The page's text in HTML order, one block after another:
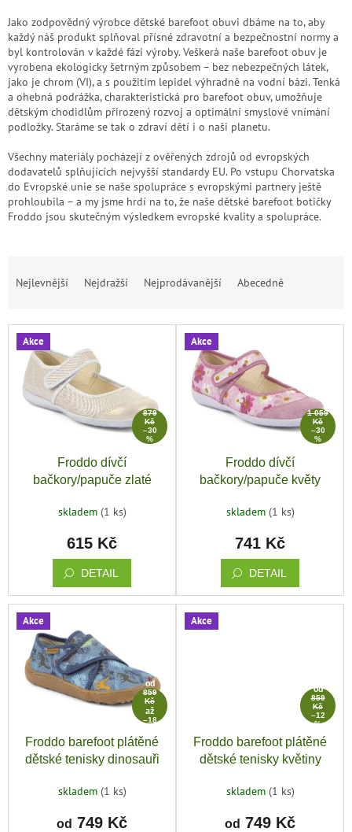
Přihlášení
Jako zodpovědný výrobce dětské barefoot obuvi dbáme na to, aby
každý náš produkt splňoval přísné zdravotní a bezpečnostní normy a
byl kontrolován v každé fázi výroby. Veškerá naše barefoot obuv je
vyrobena ekologicky šetrným způsobem – bez nebezpečných látek,
jako je chrom (VI), a s použitím lepidel výhradně na vodní bázi. Tenká
a ohebná podrážka, charakteristická pro barefoot obuv, umožňuje
dětským chodidlům přirozený rozvoj a optimální smyslové vnímání
podložky. Staráme se tak o zdraví dětí i o naši planetu.
Všechny materiály pocházejí z ověřených zdrojů od evropských
dodavatelů splňujících nejvyšší standardy EU. Po vstupu Chorvatska
do Evropské unie se naše spolupráce s evropskými partnery ještě
prohloubila – a my jsme hrdí na to, že naše dětské barefoot botičky
Froddo jsou skutečným výsledkem evropské kvality a spolupráce.
aNejlevnější Nejdražší Nejprodávanější Abecedně
V
Akce
879
Kč
–30
%
Froddo dívčí
bačkory/papuče zlaté
skladem (1 ks)
615 Kč
DETAIL
Akce
1 059
Kč
–30
%
Froddo dívčí
bačkory/papuče květy
skladem (1 ks)
741 Kč
DETAIL
Akce
od
859
Kč
až
–18
Froddo barefoot plátěné
dětské tenisky dinosauři
skladem (1 ks)
od 749 Kč
Akce
od
859
Kč
–12
%
Froddo barefoot plátěné
dětské tenisky květiny
skladem (1 ks)
od 749 Kč